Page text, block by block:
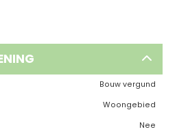
Bouw vergund
Woongebied
Nee